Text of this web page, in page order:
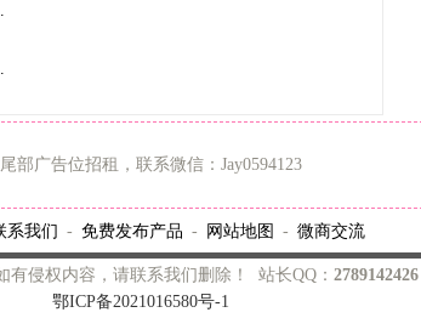
部广告位招租，联系微信：Jay0594123
系我们 - 免费发布产品 - 网站地图 - 微商交流
侵权内容，请联系我们删除！ 站长QQ： 2789142426
鄂ICP备2021016580号-1